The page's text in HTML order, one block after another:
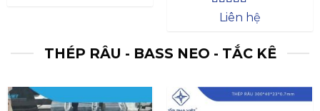
Được xếp
5
Liên hệ
THÉP RÂU - BASS NEO - TẮC KÊ